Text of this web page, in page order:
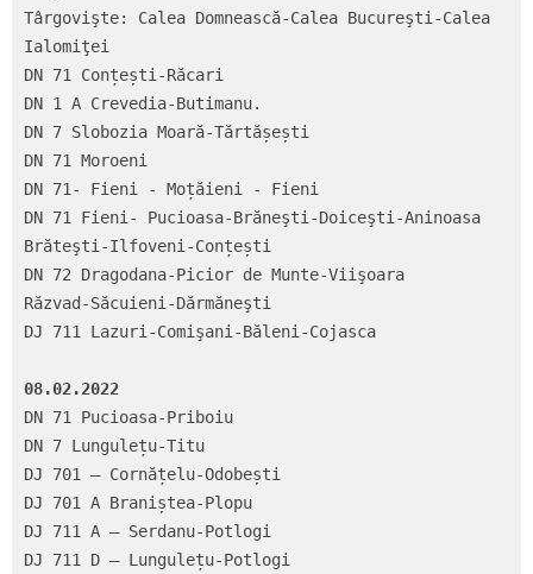
Târgovişte: Calea Domnească-Calea Bucureşti-Calea
Ialomiţei
DN 71 Conțești-Răcari
DN 1 A Crevedia-Butimanu.
DN 7 Slobozia Moară-Tărtășești
DN 71 Moroeni
DN 71- Fieni - Moțăieni - Fieni
DN 71 Fieni- Pucioasa-Brăneşti-Doiceşti-Aninoasa
Brăteşti-Ilfoveni-Conțești
DN 72 Dragodana-Picior de Munte-Viişoara
Răzvad-Săcuieni-Dărmăneşti
DJ 711 Lazuri-Comişani-Băleni-Cojasca
08.02.2022
DN 71 Pucioasa-Priboiu
DN 7 Lungulețu-Titu
DJ 701 – Cornățelu-Odobești
DJ 701 A Braniștea-Plopu
DJ 711 A – Serdanu-Potlogi
DJ 711 D – Lungulețu-Potlogi